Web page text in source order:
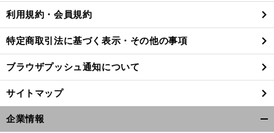
利用規約・会員規約
特定商取引法に基づく表示・その他の事項
ブラウザプッシュ通知について
サイトマップ
企業情報